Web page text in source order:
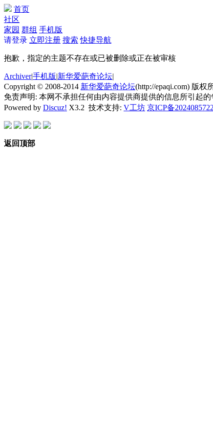
首页
社区
家园 群组 手机版
请登录 立即注册 搜索 快捷导航
抱歉，指定的主题不存在或已被删除或正在被审核
Archiver|手机版|新华爱葩奇论坛|
Copyright © 2008-2014 新华爱葩奇论坛(http://epaqi.com) 版权
免责声明: 本网不承担任何由内容提供商提供的信息所引起的
Powered by Discuz! X3.2 技术支持: V工坊 京ICP备
返回顶部